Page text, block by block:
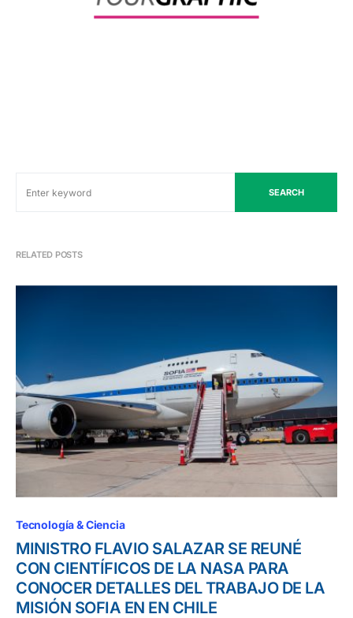
SEARCH
RELATED POSTS
Tecnología & Ciencia
MINISTRO FLAVIO SALAZAR SE REUNÉ
CON CIENTÍFICOS DE LA NASA PARA
CONOCER DETALLES DEL TRABAJO DE LA
MISIÓN SOFIA EN EN CHILE